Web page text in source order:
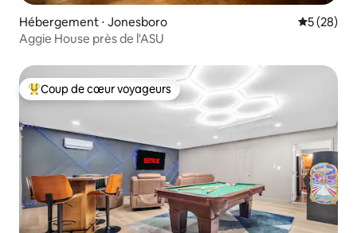
Hébergement ⋅ Jonesboro
5 (28)
Aggie House près de l'ASU
Coups de cœur voyageurs les plus appréciés
Coup de cœur voyageurs